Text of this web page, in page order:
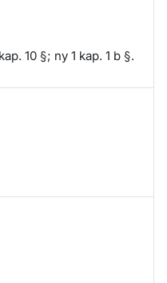
10 §; ny 1 kap. 1 b §.